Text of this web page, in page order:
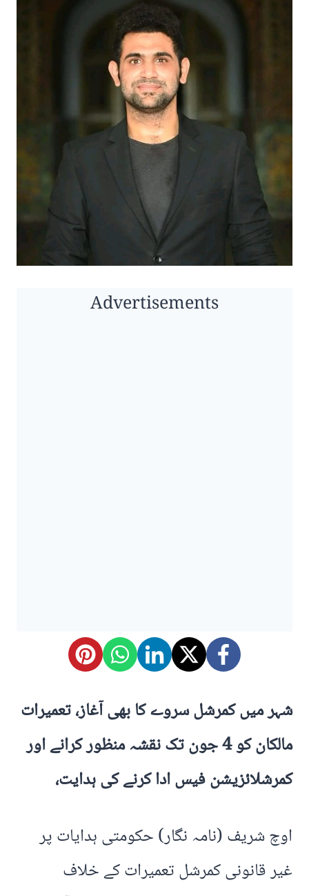
Advertisements
شہر میں کمرشل سروے کا بھی آغاز، تعمیرات
مالکان کو 4 جون تک نقشہ منظور کرانے اور
کمرشلائزیشن فیس ادا کرنے کی ہدایت،
اوچ شریف (نامہ نگار) حکومتی ہدایات پر
غیر قانونی کمرشل تعمیرات کے خلاف